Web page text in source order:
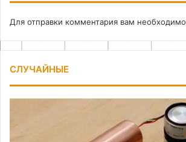
Для отправки комментария вам необходимо
СЛУЧАЙНЫЕ